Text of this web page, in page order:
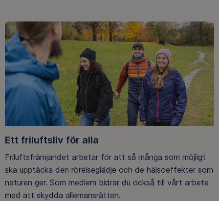
Ett friluftsliv för alla
Friluftsfrämjandet arbetar för att så många som möjligt
ska upptäcka den rörelseglädje och de hälsoeffekter som
naturen ger. Som medlem bidrar du också till vårt arbete
med att skydda allemansrätten.